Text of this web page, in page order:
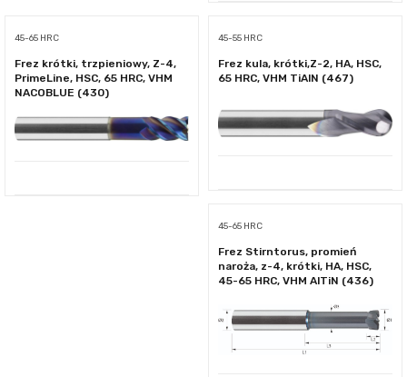
45-65 HRC
Frez krótki, trzpieniowy, Z-4,
PrimeLine, HSC, 65 HRC, VHM
NACOBLUE (430)
45-55 HRC
Frez kula, krótki,Z-2, HA, HSC,
65 HRC, VHM TiAlN (467)
45-65 HRC
Frez Stirntorus, promień
naroża, z-4, krótki, HA, HSC,
45-65 HRC, VHM AlTiN (436)